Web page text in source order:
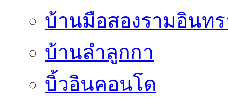
บ้านมือสองรามอินท
บ้านลำลูกกา
บิ้วอินคอนโด